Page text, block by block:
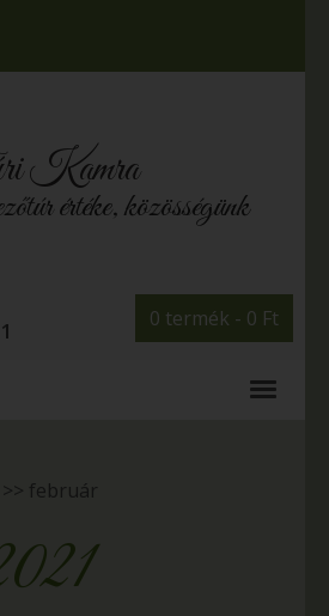
Kamra
értéke, közösségünk
0 termék - 0 Ft
>> február